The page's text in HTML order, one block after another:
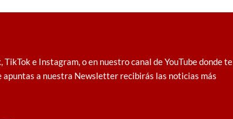
TikTok e Instagram, o en nuestro canal de YouTube donde te
apuntas a nuestra Newsletter recibirás las noticias más